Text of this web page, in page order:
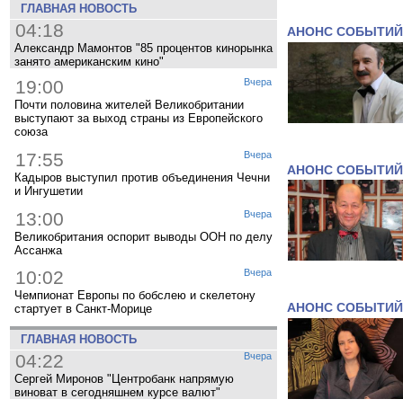
ГЛАВНАЯ НОВОСТЬ
04:18
Александр Мамонтов "85 процентов кинорынка
занято американским кино"
Вчера
19:00
Почти половина жителей Великобритании
выступают за выход страны из Европейского
союза
Вчера
17:55
Кадыров выступил против объединения Чечни
и Ингушетии
Вчера
13:00
Великобритания оспорит выводы ООН по делу
Ассанжа
Вчера
10:02
Чемпионат Европы по бобслею и скелетону
стартует в Санкт-Морице
ГЛАВНАЯ НОВОСТЬ
Вчера
04:22
Сергей Миронов "Центробанк напрямую
виноват в сегодняшнем курсе валют"
АНОНС СОБЫТИЙ
АНОНС СОБЫТИЙ
АНОНС СОБЫТИЙ